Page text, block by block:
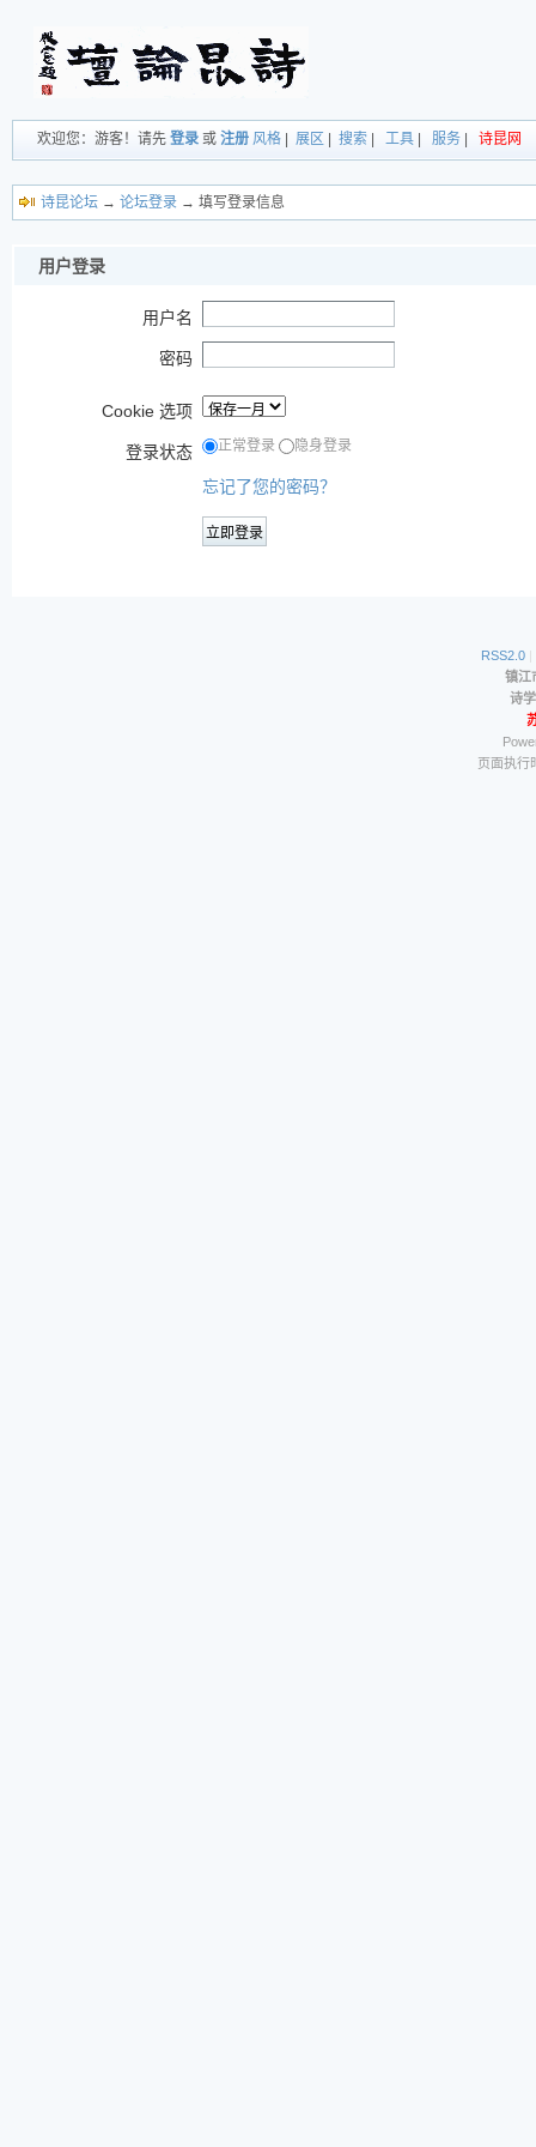
欢迎您：游客！请先 登录 或 注册 风格 展区 搜索 工具 服务 诗昆网
诗昆论坛 → 论坛登录 → 填写登录信息
用户登录
用户名
密码
Cookie 选项
登录状态 正常登录 隐身登录
忘记了您的密码？
RSS2.0 |
镇江
诗
页面执行